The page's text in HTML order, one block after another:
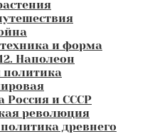
и форма
Наполеон
Россия и СССР
революция
древнего